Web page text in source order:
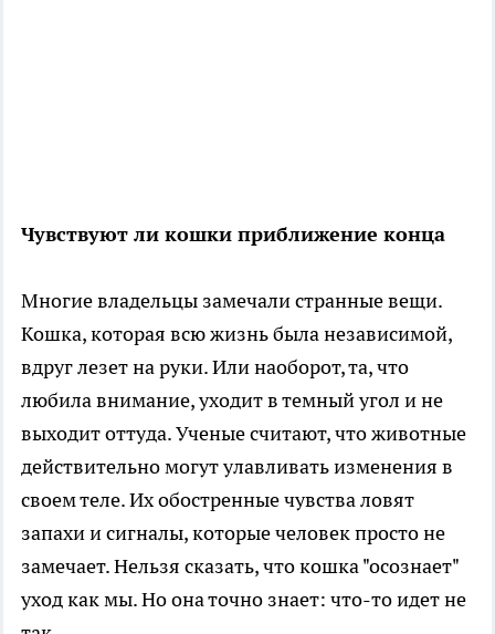
Чувствуют ли кошки приближение конца
Многие владельцы замечали странные вещи.
Кошка, которая всю жизнь была независимой,
вдруг лезет на руки. Или наоборот, та, что
любила внимание, уходит в темный угол и не
выходит оттуда. Ученые считают, что животные
действительно могут улавливать изменения в
своем теле. Их обостренные чувства ловят
запахи и сигналы, которые человек просто не
замечает. Нельзя сказать, что кошка "осознает"
уход как мы. Но она точно знает: что-то идет не